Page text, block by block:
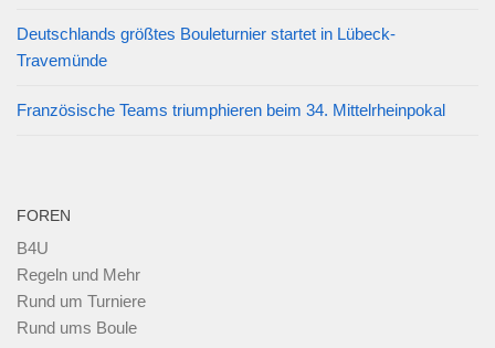
Deutschlands größtes Bouleturnier startet in Lübeck-
Travemünde
Französische Teams triumphieren beim 34. Mittelrheinpokal
FOREN
B4U
Regeln und Mehr
Rund um Turniere
Rund ums Boule